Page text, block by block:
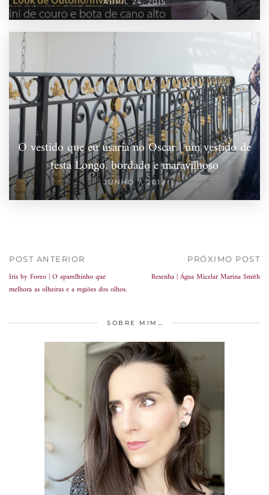
ABRIL 24, 2015
O vestido que eu usaria no Oscar | um vestido de
festa Longo, bordado e maravilhoso
JUNHO 7, 2019
POST ANTERIOR
Iris by Foreo | O aparelhinho que
melhora as olheiras e a regiões dos olhos.
PRÓXIMO POST
Resenha | Água Micelar Marina Smith
SOBRE MIM…